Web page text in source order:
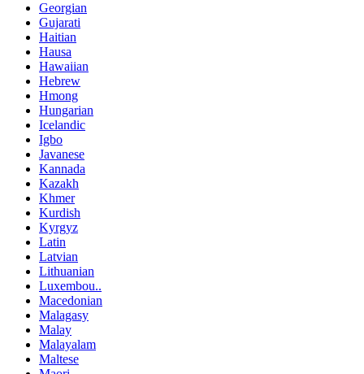
Georgian
Gujarati
Haitian
Hausa
Hawaiian
Hebrew
Hmong
Hungarian
Icelandic
Igbo
Javanese
Kannada
Kazakh
Khmer
Kurdish
Kyrgyz
Latin
Latvian
Lithuanian
Luxembou..
Macedonian
Malagasy
Malay
Malayalam
Maltese